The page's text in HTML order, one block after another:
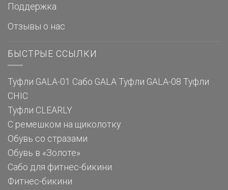
Поддержка
Отзывы о нас
БЫСТРЫЕ ССЫЛКИ
Туфли GALA-01 Сабо GALA Туфли GALA-08 Туфли
CHIC
Туфли CLEARLY
С ремешком на щиколотку
Обувь со стразами
Обувь в «Золоте»
Сабо для фитнес-бикини
Фитнес-бикини